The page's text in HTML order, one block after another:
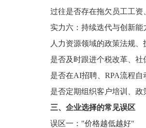
过往是否存在拖欠员工工资
实力六：持续迭代与创新能
人力资源领域的政策法规
是否及时跟进个税改革、社
是否在AI招聘、RPA流程
是否定期组织客户培训、政
三、企业选择的常见误区
误区一："价格越低越好"